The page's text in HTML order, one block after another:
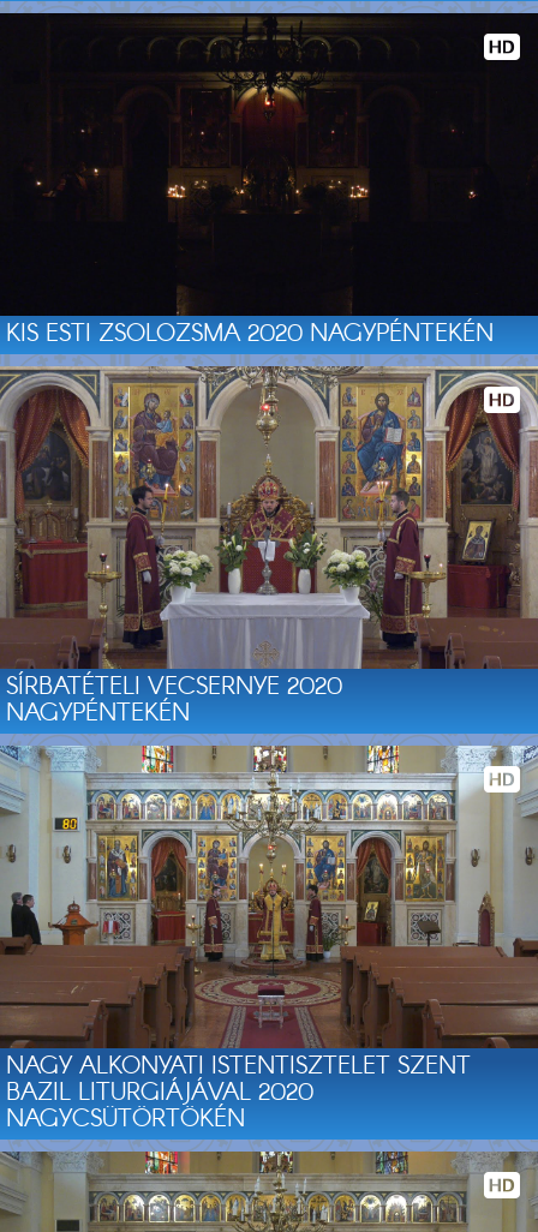
KIS ESTI ZSOLOZSMA 2020 NAGYPÉNTEKÉN
SÍRBATÉTELI VECSERNYE 2020
NAGYPÉNTEKÉN
NAGY ALKONYATI ISTENTISZTELET SZENT
BAZIL LITURGIÁJÁVAL 2020
NAGYCSÜTÖRTÖKÉN